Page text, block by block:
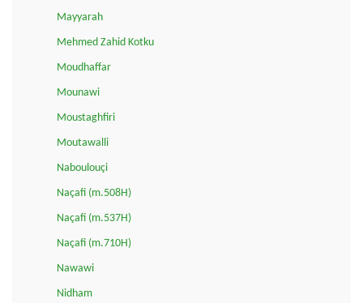
Mayyarah
Mehmed Zahid Kotku
Moudhaffar
Mounawi
Moustaghfiri
Moutawalli
Naboulouçi
Naçafi (m.508H)
Naçafi (m.537H)
Naçafi (m.710H)
Nawawi
Nidham